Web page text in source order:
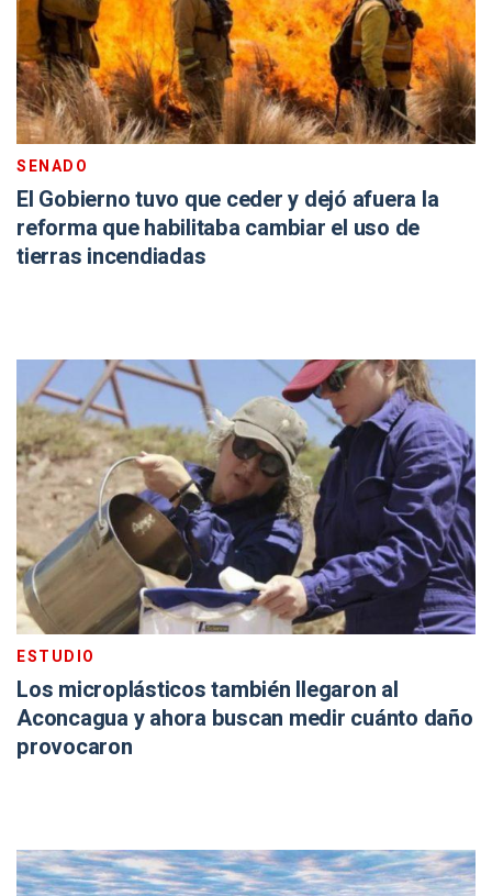
SENADO
El Gobierno tuvo que ceder y dejó afuera la
reforma que habilitaba cambiar el uso de
tierras incendiadas
ESTUDIO
Los microplásticos también llegaron al
Aconcagua y ahora buscan medir cuánto daño
provocaron